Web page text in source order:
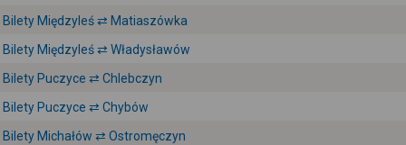
Bilety Międzyleś ⇄ Matiaszówka
Bilety Międzyleś ⇄ Władysławów
Bilety Puczyce ⇄ Chlebczyn
Bilety Puczyce ⇄ Chybów
Bilety Michałów ⇄ Ostromęczyn